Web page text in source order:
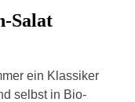
Salat
ein Klassiker
selbst in Bio-